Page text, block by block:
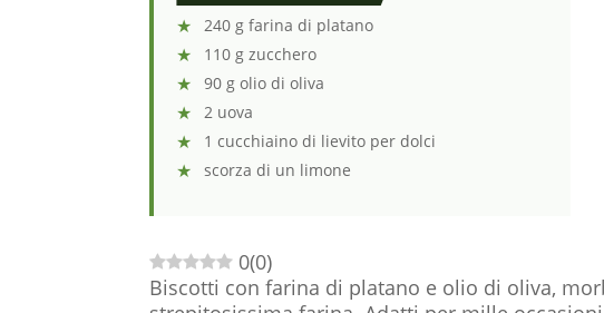
240 g farina di platano
110 g zucchero
90 g olio di oliva
2 uova
1 cucchiaino di lievito per dolci
scorza di un limone
0(0)
Biscotti con farina di platano e olio di oliva,